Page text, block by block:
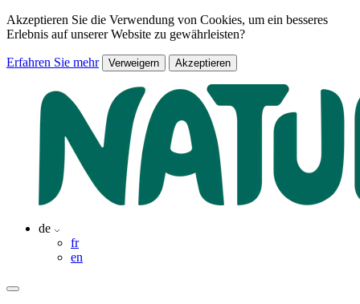
Akzeptieren Sie die Verwendung von Cookies, um ein besseres
Erlebnis auf unserer Website zu gewährleisten?
Erfahren Sie mehr Verweigern Akzeptieren
de
fr
en